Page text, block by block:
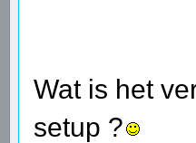
Wat is het
setup ?